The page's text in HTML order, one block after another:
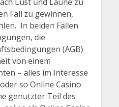
Fall zu gewinnen,
In beiden Fällen
die
(AGB)
von einem
– alles im Interesse
so Online Casino
genutzter Teil des